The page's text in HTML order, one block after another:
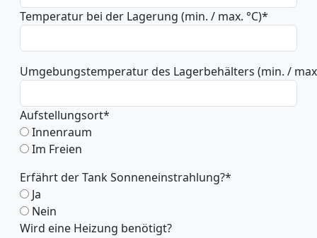
Temperatur bei der Lagerung (min. / max. °C)*
Umgebungstemperatur des Lagerbehälters (min. /
Aufstellungsort*
Innenraum
Im Freien
Erfährt der Tank Sonneneinstrahlung?*
Ja
Nein
Wird eine Heizung benötigt?